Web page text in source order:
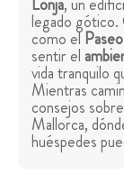
legado gótico.
como el
sentir el
vida tranquilo
Mientras
consejos
Mallorca,
huéspedes